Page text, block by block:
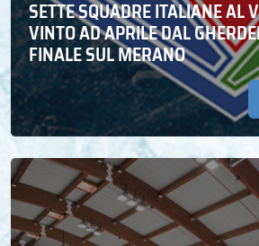
SETTE SQUADRE ITALIANE AL
VINTO AD APRILE DAL
FINALE SUL MERANO